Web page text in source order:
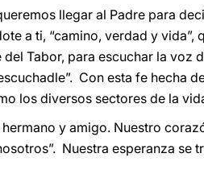
llegar al Padre para
a ti, “camino, verdad y vida”,
Tabor, para escuchar la voz
Con esta fe hecha
los diversos sectores de la
y amigo. Nuestro
Nuestra esperanza se